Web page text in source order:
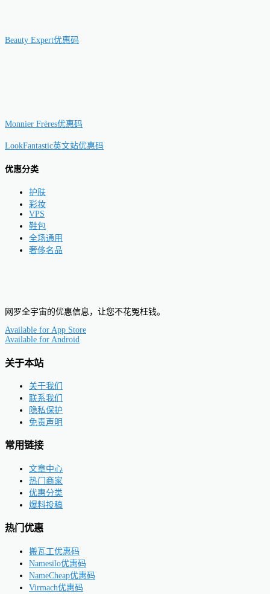
Beauty Expert优惠码
Monnier Frères优惠码
LookFantastic英文站优惠码
优惠分类
护肤
彩妆
VPS
鞋包
全场通用
奢侈名品
网罗全宇宙的优惠信息，让您不花冤枉钱。
Available for App Store
Available for Android
关于本站
关于我们
联系我们
隐私保护
免责声明
常用链接
文章中心
热门商家
优惠分类
爆料投稿
热门优惠
搬瓦工优惠码
Namesilo优惠码
NameCheap优惠码
Virmach优惠码